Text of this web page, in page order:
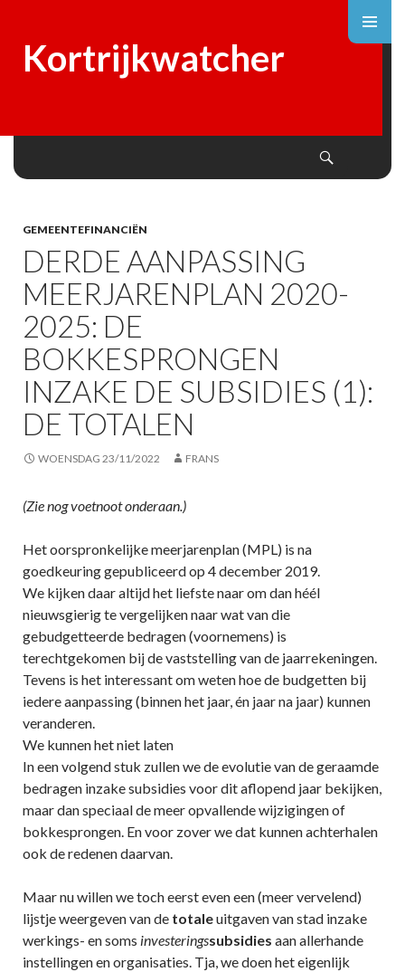
Kortrijkwatcher
GEMEENTEFINANCIËN
DERDE AANPASSING
MEERJARENPLAN 2020-
2025: DE
BOKKESPRONGEN
INZAKE DE SUBSIDIES (1):
DE TOTALEN
WOENSDAG 23/11/2022 FRANS
(Zie nog voetnoot onderaan.)
Het oorspronkelijke meerjarenplan (MPL) is na
goedkeuring gepubliceerd op 4 december 2019.
We kijken daar altijd het liefste naar om dan héél
nieuwsgierig te vergelijken naar wat van die
gebudgetteerde bedragen (voornemens) is
terechtgekomen bij de vaststelling van de jaarrekeningen.
Tevens is het interessant om weten hoe de budgetten bij
iedere aanpassing (binnen het jaar, én jaar na jaar) kunnen
veranderen.
We kunnen het niet laten
In een volgend stuk zullen we de evolutie van de geraamde
bedragen inzake subsidies voor dit aflopend jaar bekijken,
maar dan speciaal de meer opvallende wijzigingen of
bokkesprongen. En voor zover we dat kunnen achterhalen
ook de redenen daarvan.
Maar nu willen we toch eerst even een (meer vervelend)
lijstje weergeven van de totaleuitgaven van stad inzake
werkings- en soms investeringssubsidies aan allerhande
instellingen en organisaties. Tja, we doen het eigenlijk